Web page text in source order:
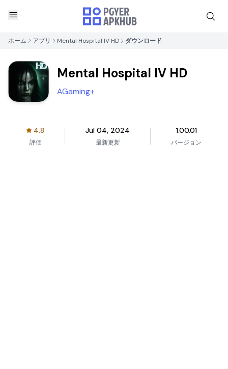
ホーム アプリ Mental Hospital IV HD ダウンロード
Mental Hospital IV HD
AGaming+
4.8
評価
Jul 04, 2024
最新更新
1.00.01
バージョン